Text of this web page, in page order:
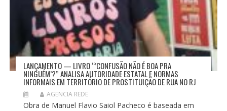
LANÇAMENTO — LIVRO “’CONFUSÃO NÃO É BOA PRA
NINGUÉM’?” ANALISA AUTORIDADE ESTATAL E NORMAS
INFORMAIS EM TERRITÓRIO DE PROSTITUIÇÃO DE RUA NO RJ
AGENCIA REDE
Obra de Manuel Flavio Saiol Pacheco é baseada em